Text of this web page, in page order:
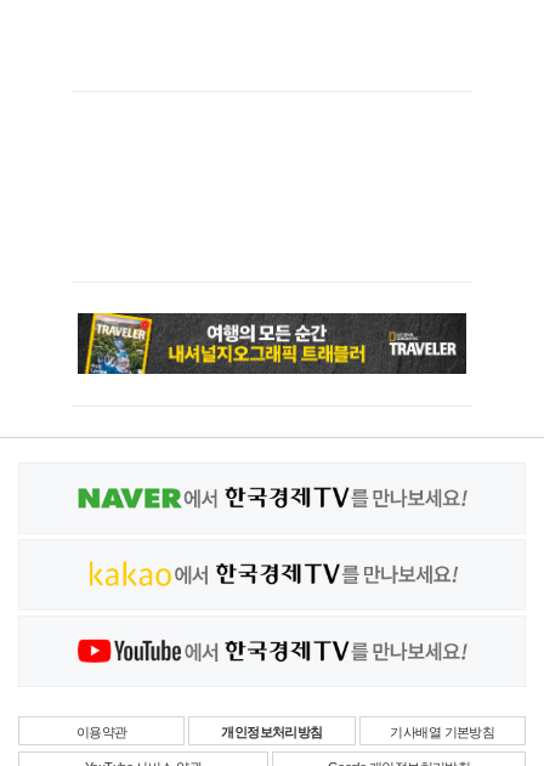
이용약관 개인정보처리방침 기사배열 기본방침